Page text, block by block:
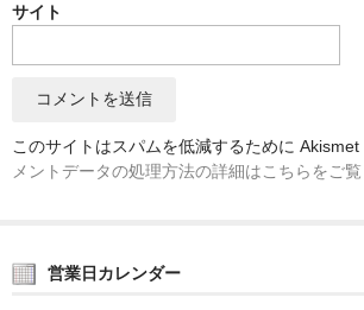
SALE
サイト
このサイトはスパムを低減するために Akismet
メントデータの処理方法の詳細はこちらをご
営業日カレンダー